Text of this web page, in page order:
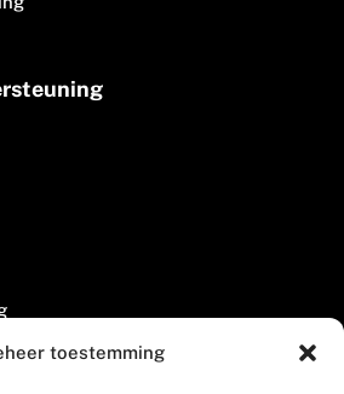
toestemming